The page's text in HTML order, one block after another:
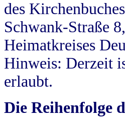
des
Schwank-Straße
Heimatkreises
Hinweis: Derzeit
erlaubt.
Die Reihenfolge